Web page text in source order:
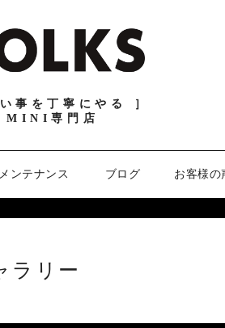
事を丁寧にやる ］
MINI専門店
メンテナンス ブログ お客様の
ラリー